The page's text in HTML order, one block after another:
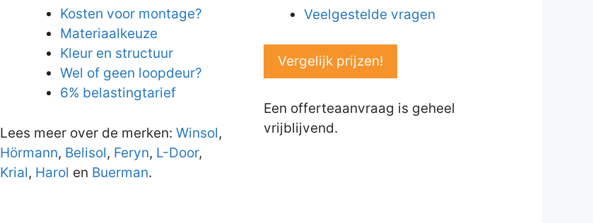
Kosten voor montage?
Materiaalkeuze
Kleur en structuur
Wel of geen loopdeur?
6% belastingtarief
Lees meer over de merken: Winsol,
Hörmann, Belisol, Feryn, L-Door,
Krial, Harol en Buerman.
Veelgestelde vragen
Vergelijk prijzen!
Een offerteaanvraag is geheel
vrijblijvend.